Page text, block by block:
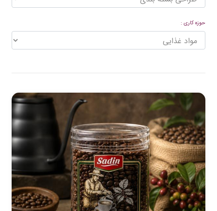
حوزه کاری :